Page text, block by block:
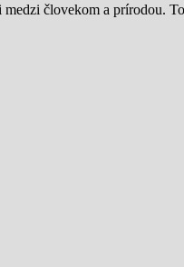
človekom a prírodou.